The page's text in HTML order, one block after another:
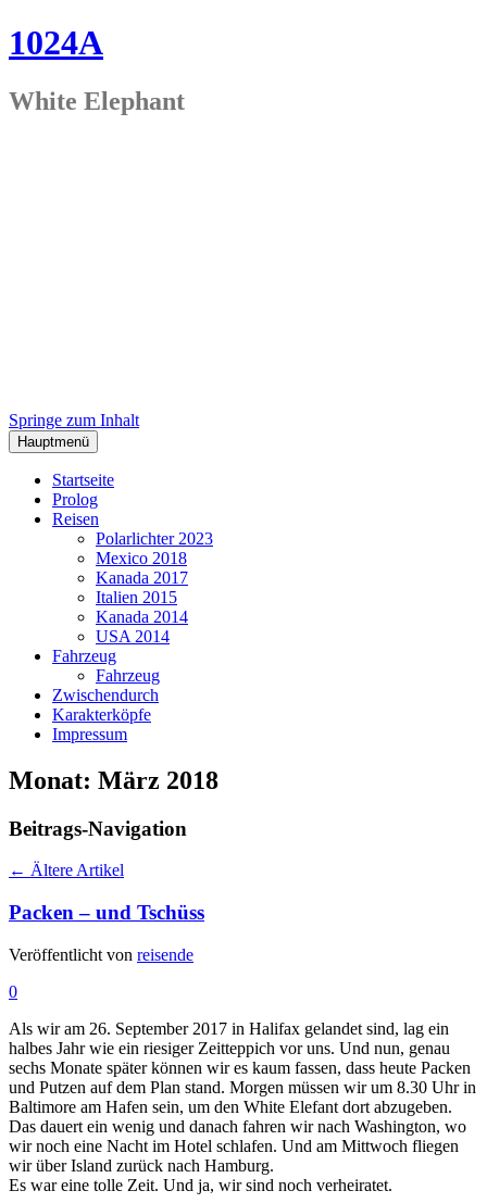
1024A
White Elephant
Springe zum Inhalt
Hauptmenü
Startseite
Prolog
Reisen
Polarlichter 2023
Mexico 2018
Kanada 2017
Italien 2015
Kanada 2014
USA 2014
Fahrzeug
Fahrzeug
Zwischendurch
Karakterköpfe
Impressum
Monat: März 2018
Beitrags-Navigation
← Ältere Artikel
Packen – und Tschüss
Veröffentlicht von reisende
0
Als wir am 26. September 2017 in Halifax gelandet sind, lag ein
halbes Jahr wie ein riesiger Zeitteppich vor uns. Und nun, genau
sechs Monate später können wir es kaum fassen, dass heute Packen
und Putzen auf dem Plan stand. Morgen müssen wir um 8.30 Uhr in
Baltimore am Hafen sein, um den White Elefant dort abzugeben.
Das dauert ein wenig und danach fahren wir nach Washington, wo
wir noch eine Nacht im Hotel schlafen. Und am Mittwoch fliegen
wir über Island zurück nach Hamburg.
Es war eine tolle Zeit. Und ja, wir sind noch verheiratet.